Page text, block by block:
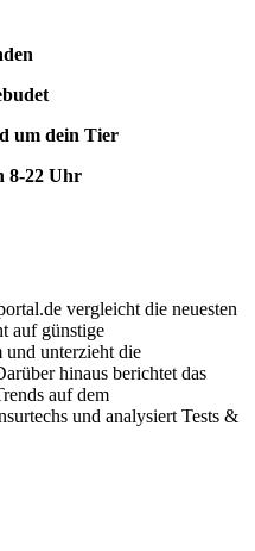
um dein Tier
8-22 Uhr
vergleicht die neuesten
auf günstige
und unterzieht die
hinaus berichtet das
auf dem
und analysiert Tests &